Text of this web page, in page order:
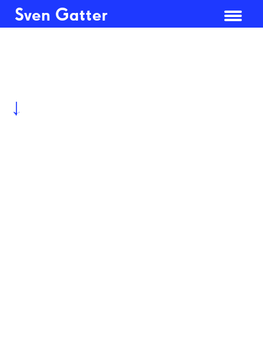
Sven Gatter
↓
Archivmaterial